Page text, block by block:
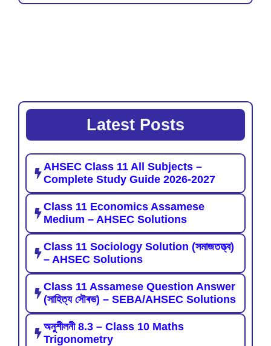
Latest Posts
AHSEC Class 11 All Subjects –
Complete Study Guide 2026-2027
Class 11 Economics Assamese
Medium – AHSEC Solutions
Class 11 Sociology Solution (সমাজতত্ত্ব)
– AHSEC Solutions
Class 11 Assamese Question Answer
(সাহিত্য সৌৰভ) – SEBA/AHSEC Solutions
অনুশীলনী 8.3 – Class 10 Maths
Trigonometry